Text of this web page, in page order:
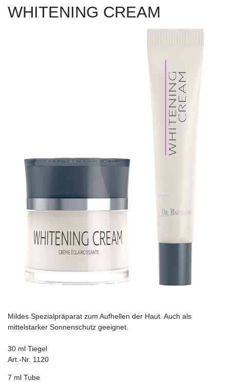
WHITENING CREAM
Mildes Spezialpräparat zum Aufhellen der Haut. Auch als
mittelstarker Sonnenschutz geeignet.
30 ml Tiegel
Art.-Nr. 1120
7 ml Tube